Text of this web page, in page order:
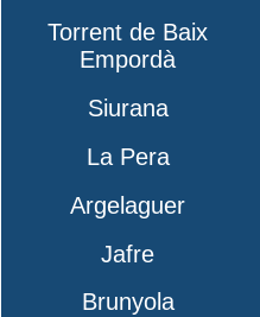
Torrent de Baix
Empordà
Siurana
La Pera
Argelaguer
Jafre
Brunyola